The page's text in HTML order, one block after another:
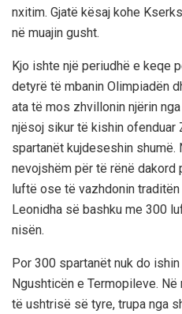
nxitim. Gjatë kësaj kohe
në muajin gusht.
Kjo ishte një periudhë e keqe
detyrë të mbanin Olimpiadën
ata të mos zhvillonin njërin
njësoj sikur të kishin ofenduar
spartanët kujdeseshin
nevojshëm për të rënë dakord
luftë ose të vazhdonin
Leonidha së bashku me 300
nisën.
Por 300 spartanët nuk do
Ngushticën e Termopileve.
të ushtrisë së tyre, trupa nga